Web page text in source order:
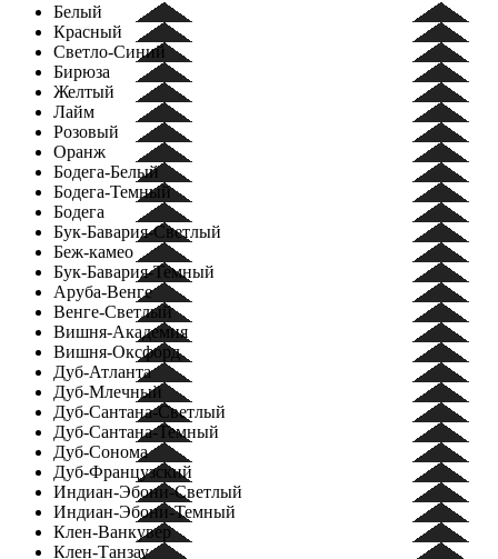
Белый
Красный
Светло-Синий
Бирюза
Желтый
Лайм
Розовый
Оранж
Бодега-Белый
Бодега-Темный
Бодега
Бук-Бавария-Светлый
Беж-камео
Бук-Бавария-Темный
Аруба-Венге
Венге-Светлый
Вишня-Академия
Вишня-Оксфорд
Дуб-Атланта
Дуб-Млечный
Дуб-Сантана-Светлый
Дуб-Сантана-Темный
Дуб-Сонома
Дуб-Французский
Индиан-Эбони-Светлый
Индиан-Эбони-Темный
Клен-Ванкувер
Клен-Танзау